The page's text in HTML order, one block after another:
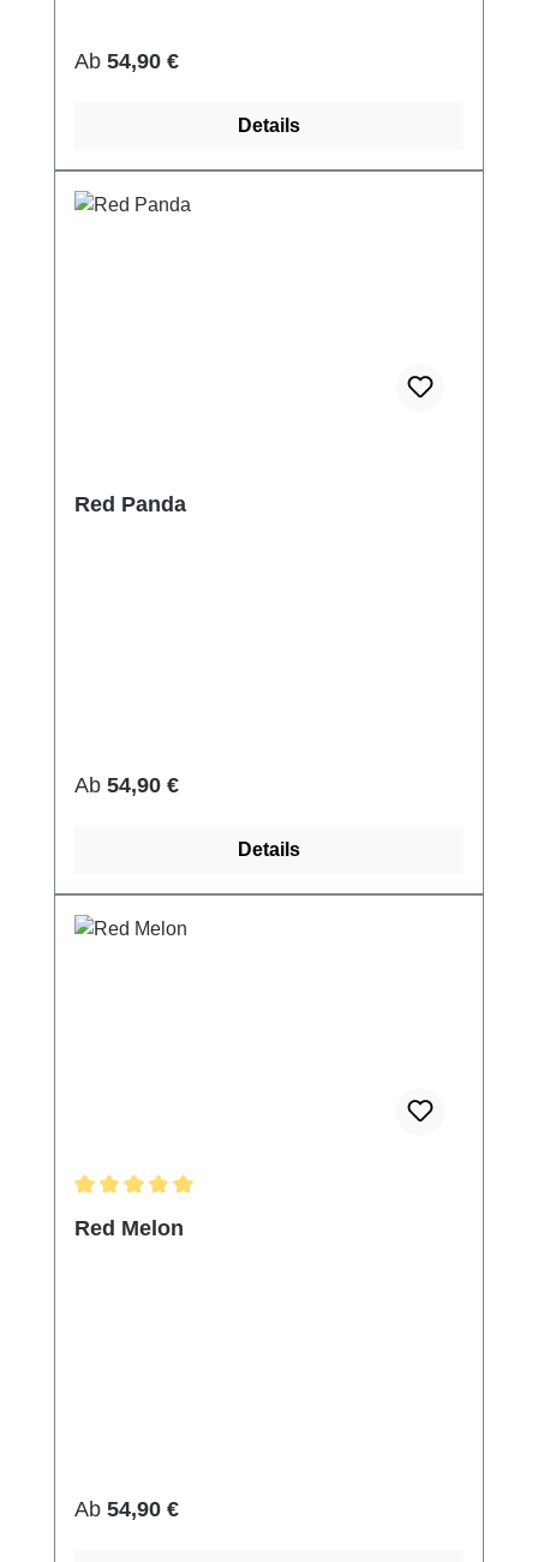
Regulärer Preis:
Ab 54,90 €
Details
Red Panda
Regulärer Preis:
Ab 54,90 €
Details
Red Melon
Regulärer Preis:
Ab 54,90 €